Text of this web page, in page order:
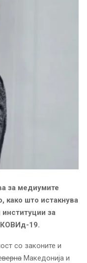
за медиумите
како што истакнува
за
КОВИд-19.
со законите и
Македонија и